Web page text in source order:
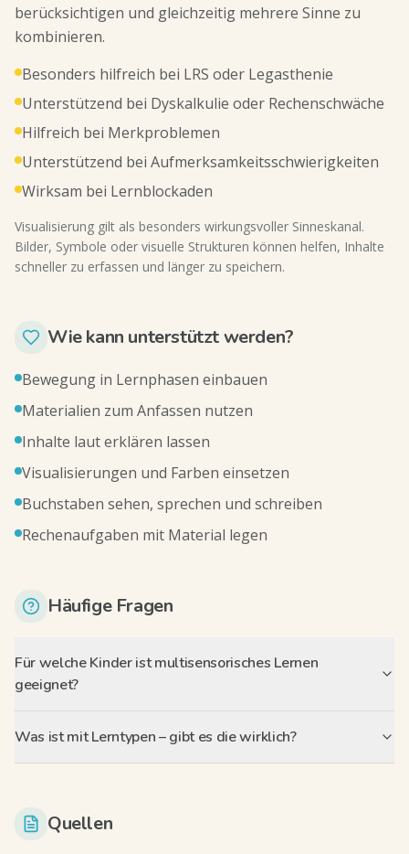
berücksichtigen und gleichzeitig mehrere Sinne zu
kombinieren.
Besonders hilfreich bei LRS oder Legasthenie
Unterstützend bei Dyskalkulie oder Rechenschwäche
Hilfreich bei Merkproblemen
Unterstützend bei Aufmerksamkeitsschwierigkeiten
Wirksam bei Lernblockaden
Visualisierung gilt als besonders wirkungsvoller Sinneskanal.
Bilder, Symbole oder visuelle Strukturen können helfen, Inhalte
schneller zu erfassen und länger zu speichern.
Wie kann unterstützt werden?
Bewegung in Lernphasen einbauen
Materialien zum Anfassen nutzen
Inhalte laut erklären lassen
Visualisierungen und Farben einsetzen
Buchstaben sehen, sprechen und schreiben
Rechenaufgaben mit Material legen
Häufige Fragen
Für welche Kinder ist multisensorisches Lernen
geeignet?
Was ist mit Lerntypen – gibt es die wirklich?
Quellen